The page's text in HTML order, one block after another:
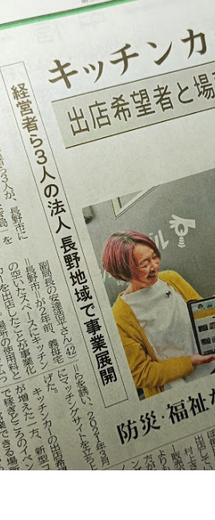
運営について 利用規約 プライバシーポリシー